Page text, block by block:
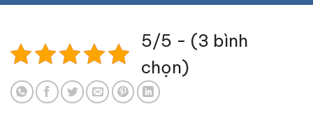
5/5 - (3 bình
chọn)